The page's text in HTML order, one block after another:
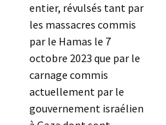
entier, révulsés tant par
les massacres commis
par le Hamas le 7
octobre 2023 que par le
carnage commis
actuellement par le
gouvernement israélien